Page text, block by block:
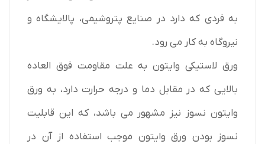
به فردی که دارد در صنایع پتروشیمی، پالایشگاه و
نیروگاه به کار می رود.
ورق لاستیکی وایتون به علت مقاومت فوق العاده
بالایی که در مقابل دما و درجه حرارت دارد، به ورق
وایتون نسوز نیز مشهور می باشد، که این قابلیت
نسوز بودن ورق وایتون موجب استفاده از آن در